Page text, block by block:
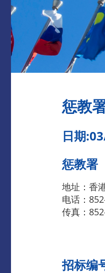
惩教
日期
惩教署
地址：香
电话：
传真：
招标编